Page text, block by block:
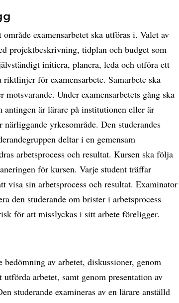
examensarbetet ska utföras i. Valet av
projektbeskrivning, tidplan och budget som
initiera, planera, leda och utföra ett
för examensarbete. Samarbete ska
Under examensarbetets gång ska
antingen är lärare på institutionen eller är
yrkesområde. Den studerandes
deltar i en gemensam
arbetsprocess och resultat. Kursen ska följa
för kursen. Varje student träffar
sin arbetsprocess och resultat. Examinator
den studerande om brister i arbetsprocess
för att misslyckas i sitt arbete föreligger.
av arbetet, diskussioner, genom
arbetet, samt genom presentation av
studerande examineras av en lärare anställd